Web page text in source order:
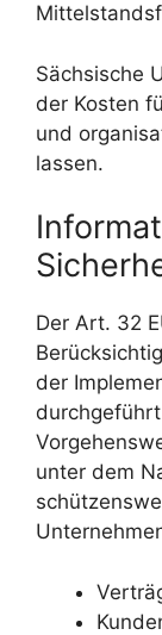
Sächsische
der Kosten
und
lassen.
Der Art. 32
der
unter dem